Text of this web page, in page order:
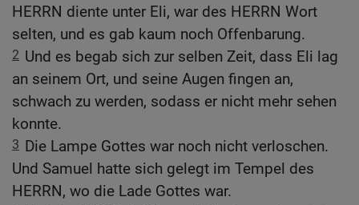
HERRN diente unter Eli, war des HERRN Wort
selten, und es gab kaum noch Offenbarung.
2 Und es begab sich zur selben Zeit, dass Eli lag
an seinem Ort, und seine Augen fingen an,
schwach zu werden, sodass er nicht mehr sehen
konnte.
3 Die Lampe Gottes war noch nicht verloschen.
Und Samuel hatte sich gelegt im Tempel des
HERRN, wo die Lade Gottes war.